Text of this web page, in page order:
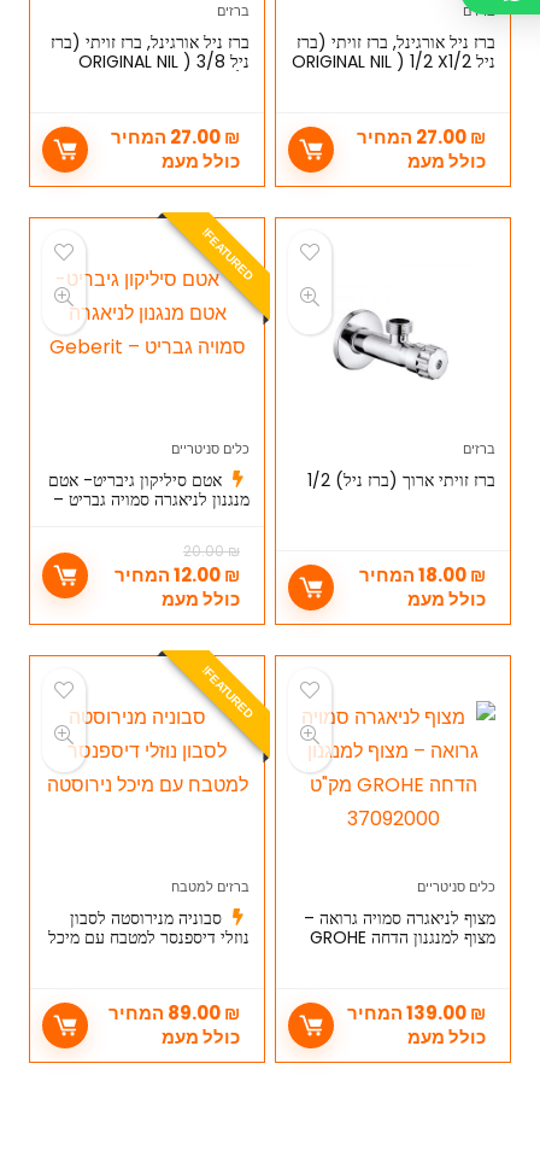
ברזים
ברז ניל אורגינל, ברז זויתי (ברז
ניל ORIGINAL NIL ) 1/2 X1/2
27.00₪
המחיר
כולל מעמ
ברזים
ברז ניל אורגינל, ברז זויתי (ברז
ניל ORIGINAL NIL ) 3/8
27.00₪
המחיר
כולל מעמ
ברזים
ברז זויתי ארוך (ברז ניל) 1/2
18.00₪
המחיר
כולל מעמ
F
E
A
T
U
R
E
D
!
כלים סניטריים
אטם סיליקון גיבריט- אטם
מנגנון לניאגרה סמויה גבריט –
20.00₪
12.00₪
המחיר
כולל מעמ
כלים סניטריים
מצוף לניאגרה סמויה גרואה –
מצוף למנגנון הדחה GROHE
139.00₪
המחיר
כולל מעמ
F
E
A
T
U
R
E
D
!
ברזים למטבח
סבוניה מנירוסטה לסבון
נוזלי דיספנסר למטבח עם מיכל
89.00₪
המחיר
כולל מעמ